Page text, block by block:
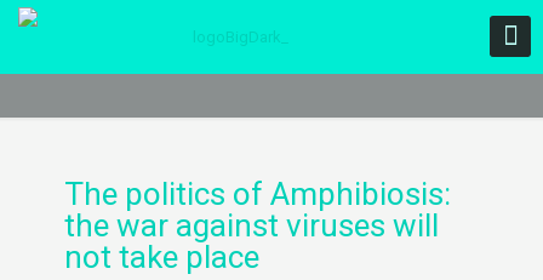
The politics of Amphibiosis:
the war against viruses will
not take place